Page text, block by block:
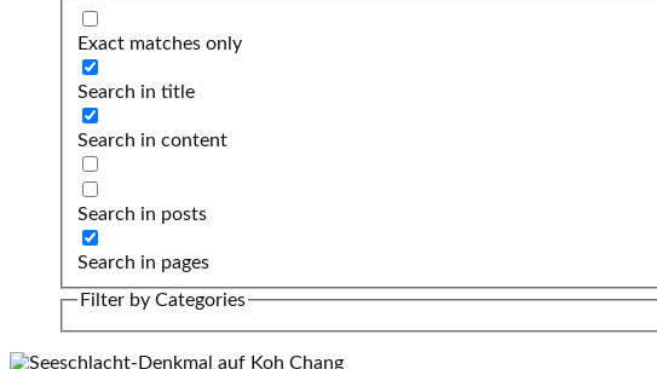
Exact matches only
Search in title
Search in content
Search in posts
Search in pages
Filter by Categories